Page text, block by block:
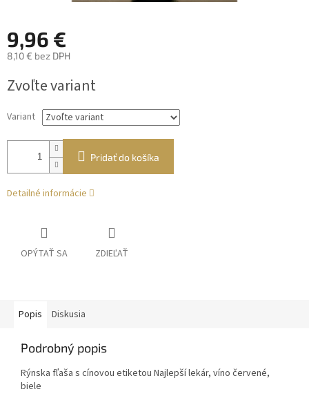
9,96 €
8,10 € bez DPH
cena:
Zvoľte variant
Variant
Pridať do košíka
Detailné informácie
OPÝTAŤ SA ZDIEĽAŤ
Popis Diskusia
Podrobný popis
Rýnska fľaša s cínovou etiketou Najlepší lekár, víno červené,
biele